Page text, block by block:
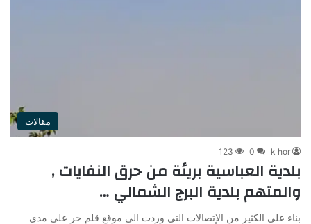
مقالات
k hor
0
123
بلدية العباسية بريئة من حرق النفايات ,
والمتهم بلدية البرج الشمالي …
بناء على الكثير من الإتصالات التي وردت الى موقع قلم حر على مدى